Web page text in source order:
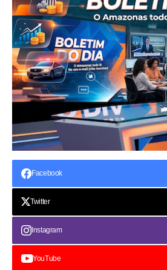
Facebook
Twitter
Instagram
YouTube